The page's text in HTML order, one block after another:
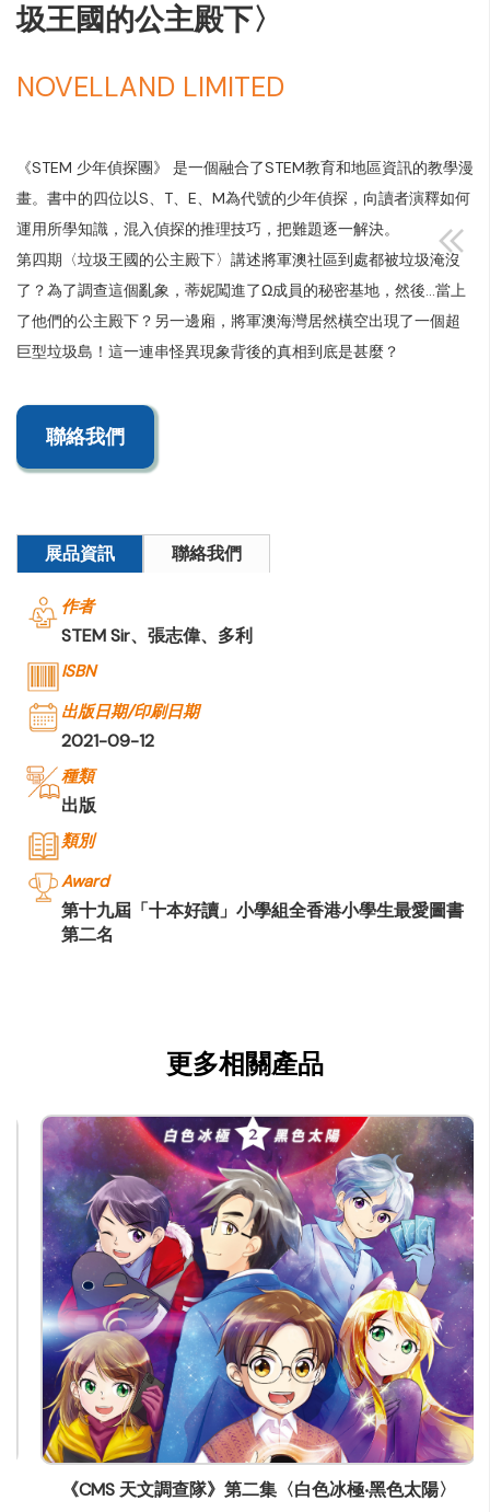
圾王國的公主殿下〉
NOVELLAND LIMITED
《STEM 少年偵探團》 是一個融合了STEM教育和地區資訊的教學漫
畫。書中的四位以S、T、E、M為代號的少年偵探，向讀者演釋如何
運用所學知識，混入偵探的推理技巧，把難題逐一解決。
第四期〈垃圾王國的公主殿下〉講述將軍澳社區到處都被垃圾淹沒
了？為了調查這個亂象，蒂妮闖進了Ω成員的秘密基地，然後…當上
了他們的公主殿下？另一邊廂，將軍澳海灣居然橫空出現了一個超
巨型垃圾島！這一連串怪異現象背後的真相到底是甚麼？
聯絡我們
展品資訊 聯絡我們
作者
STEM Sir、張志偉、多利
ISBN
出版日期/印刷日期
2021-09-12
種類
出版
類別
Award
第十九屆「十本好讀」小學組全香港小學生最愛圖書
第二名
聯絡
公司商務/版權聯絡人姓名
張志偉
職位
經理
電郵
cleverkiller@gmail.com
電話
(852) 96820384
傳真
(852) 00000000
通訊地址
更多相關產品
《CMS 天文調查隊》第二集〈白色冰極‧黑色太陽〉